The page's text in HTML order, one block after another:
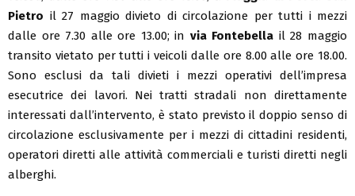
Pietro il 27 maggio divieto di circolazione per tutti i mezzi
dalle ore 7.30 alle ore 13.00; in via Fontebella il 28 maggio
transito vietato per tutti i veicoli dalle ore 8.00 alle ore 18.00.
Sono esclusi da tali divieti i mezzi operativi dell’impresa
esecutrice dei lavori. Nei tratti stradali non direttamente
interessati dall’intervento, è stato previsto il doppio senso di
circolazione esclusivamente per i mezzi di cittadini residenti,
operatori diretti alle attività commerciali e turisti diretti negli
alberghi.